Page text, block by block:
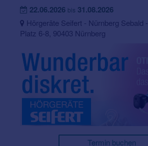
22.06.2026 bis 31.08.2026
Hörgeräte Seifert - Nürnberg Sebald
Platz 6-8, 90403 Nürnberg
Termin buchen